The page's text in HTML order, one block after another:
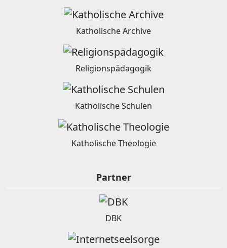
Katholische Archive
Religionspädagogik
Katholische Schulen
Katholische Theologie
Partner
DBK